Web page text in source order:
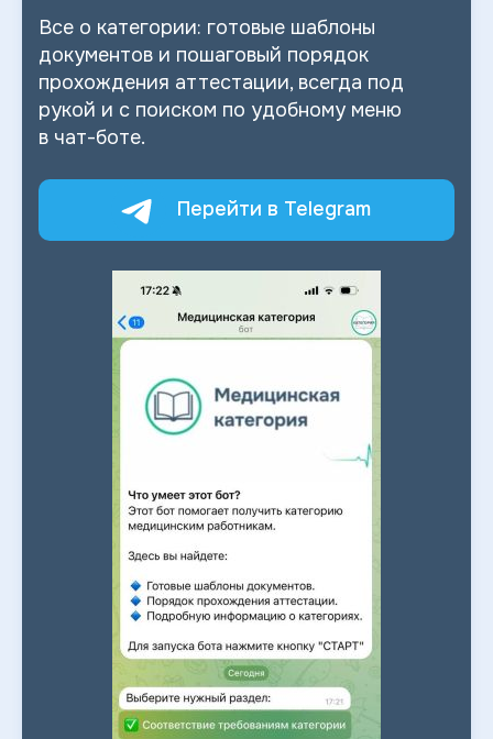
Все о категории: готовые шаблоны
документов и пошаговый порядок
прохождения аттестации, всегда под
рукой и с поиском по удобному меню
в чат-боте.
Перейти в Telegram